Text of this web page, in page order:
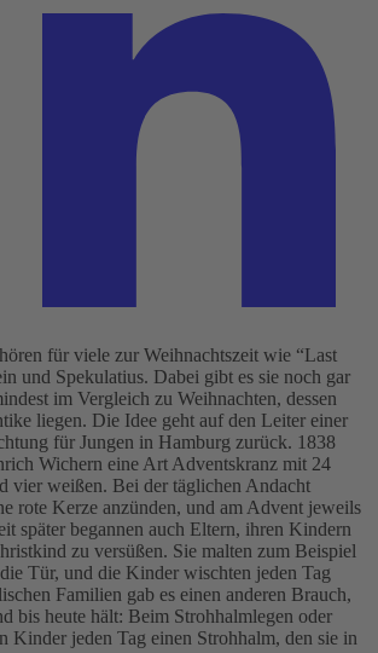
für viele zur Weihnachtszeit wie “Last
und Spekulatius. Dabei gibt es sie noch gar
im Vergleich zu Weihnachten, dessen
liegen. Die Idee geht auf den Leiter einer
für Jungen in Hamburg zurück. 1838
Wichern eine Art Adventskranz mit 24
vier weißen. Bei der täglichen Andacht
rote Kerze anzünden, und am Advent jeweils
später begannen auch Eltern, ihren Kindern
zu versüßen. Sie malten zum Beispiel
Tür, und die Kinder wischten jeden Tag
Familien gab es einen anderen Brauch,
bis heute hält: Beim Strohhalmlegen oder
Kinder jeden Tag einen Strohhalm, den sie in